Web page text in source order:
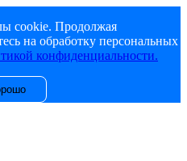
cookie. Продолжая
на обработку персональных
конфиденциальности.